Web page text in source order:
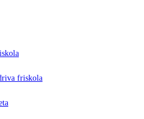
friskola